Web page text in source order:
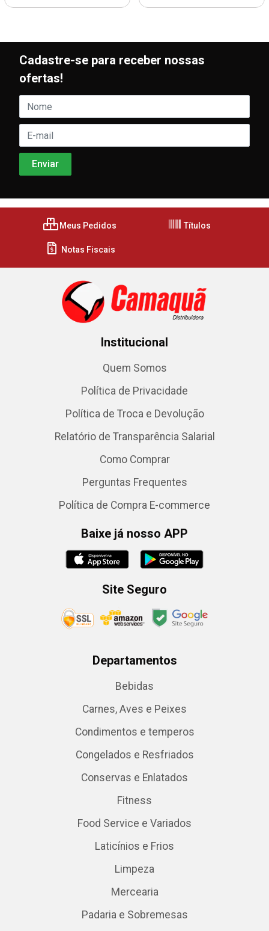
Cadastre-se para receber nossas
ofertas!
Meus Pedidos Títulos
Notas Fiscais
Institucional
Quem Somos
Política de Privacidade
Política de Troca e Devolução
Relatório de Transparência Salarial
Como Comprar
Perguntas Frequentes
Política de Compra E-commerce
Baixe já nosso APP
Site Seguro
Departamentos
Bebidas
Carnes, Aves e Peixes
Condimentos e temperos
Congelados e Resfriados
Conservas e Enlatados
Fitness
Food Service e Variados
Laticínios e Frios
Limpeza
Mercearia
Padaria e Sobremesas